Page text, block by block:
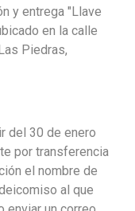
y entrega "Llave
en la calle
Piedras,
del 30 de enero
por transferencia
el nombre de
al que